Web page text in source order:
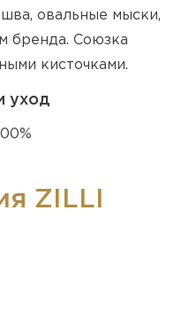
овальные мыски,
бренда. Союзка
кисточками.
уход
ZILLI